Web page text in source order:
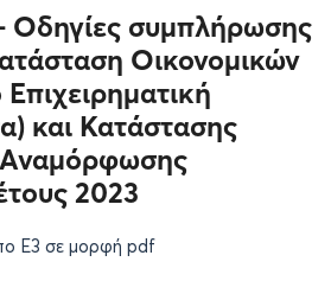
Οδηγίες συμπλήρωσης
Οικονομικών
και Κατάστασης
2023
Ε3 σε μορφή pdf